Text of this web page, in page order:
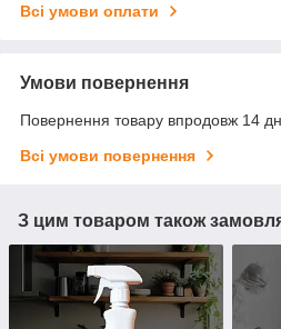
Всі умови оплати
Умови повернення
Повернення товару впродовж 14
Всі умови повернення
З цим товаром також